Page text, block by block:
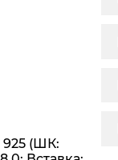
925 (ШК: